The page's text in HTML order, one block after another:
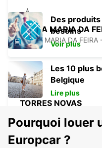
SANTA MARIA DA
SANTA MARIA DA FEIRA
TORRES NOVAS
Des
besoins
Voir plus
Les 10 plus
Belgique
Lire plus
Pourquoi louer
Europcar ?